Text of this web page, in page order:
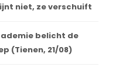
niet, ze verschuift
belicht de
(Tienen, 21/08)